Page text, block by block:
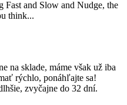
Fast and Slow and Nudge, the
think...
na sklade, máme však už iba
rýchlo, ponáhľajte sa!
zvyčajne do 32 dní.